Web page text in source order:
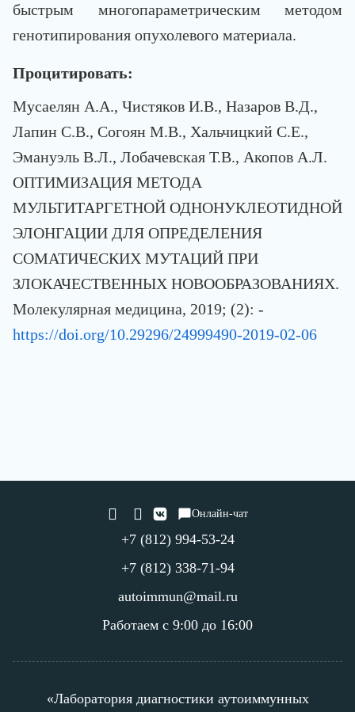
быстрым многопараметрическим методом
генотипирования опухолевого материала.
Процитировать:
Мусаелян А.А., Чистяков И.В., Назаров В.Д.,
Лапин С.В., Согоян М.В., Хальчицкий С.Е.,
Эмануэль В.Л., Лобачевская Т.В., Акопов А.Л.
ОПТИМИЗАЦИЯ МЕТОДА
МУЛЬТИТАРГЕТНОЙ ОДНОНУКЛЕОТИДНОЙ
ЭЛОНГАЦИИ ДЛЯ ОПРЕДЕЛЕНИЯ
СОМАТИЧЕСКИХ МУТАЦИЙ ПРИ
ЗЛОКАЧЕСТВЕННЫХ НОВООБРАЗОВАНИЯХ.
Молекулярная медицина, 2019; (2): -
https://doi.org/10.29296/24999490-2019-02-06
Онлайн-чат
+7 (812) 994-53-24
+7 (812) 338-71-94
autoimmun@mail.ru
Работаем с 9:00 до 16:00
«Лаборатория диагностики аутоиммунных